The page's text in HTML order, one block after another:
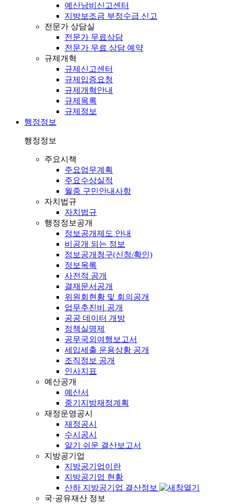
예산낭비신고센터
지방보조금 부정수급 신고
전문가 상담실
전문가 무료상담
전문가 무료 상담 예약
규제개혁
규제신고센터
규제입증요청
규제개혁안내
규제목록
규제정보
행정정보
행정정보
주요시책
주요업무계획
주요수상실적
월중 구민안내사항
자치법규
자치법규
행정정보공개
정보공개제도 안내
비공개 되는 정보
정보공개청구(신청/확인)
정보목록
사전적 공개
결재문서공개
위원회현황 및 회의공개
업무추진비 공개
공공 데이터 개방
정책실명제
공무국외여행보고서
세입세출 운용상황 공개
조직정보 공개
인사지표
예산공개
예산서
중기지방재정계획
재정운영공시
재정공시
수시공시
알기 쉬운 결산보고서
지방공기업
지방공기업이란
지방공기업 현황
산하 지방공기업 결산정보
국·공유재산 정보